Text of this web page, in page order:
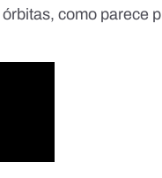
como parece